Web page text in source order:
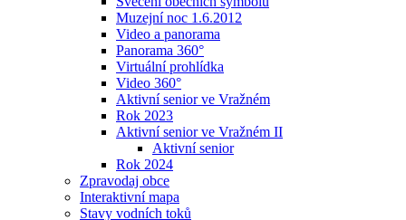
Muzejní noc 1.6.2012
Video a panorama
Panorama 360°
Virtuální prohlídka
Video 360°
Aktivní senior ve Vražném
Rok 2023
Aktivní senior ve Vražném II
Aktivní senior
Rok 2024
Zpravodaj obce
Interaktivní mapa
Stavy vodních toků